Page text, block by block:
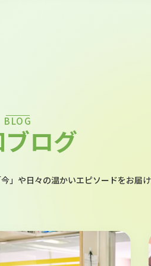
BLOG
ログ
」や日々の温かいエピソードをお届